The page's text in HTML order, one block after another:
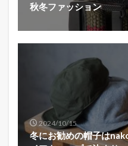
秋冬ファッション
2024/10/15
冬にお勧めの帽子は